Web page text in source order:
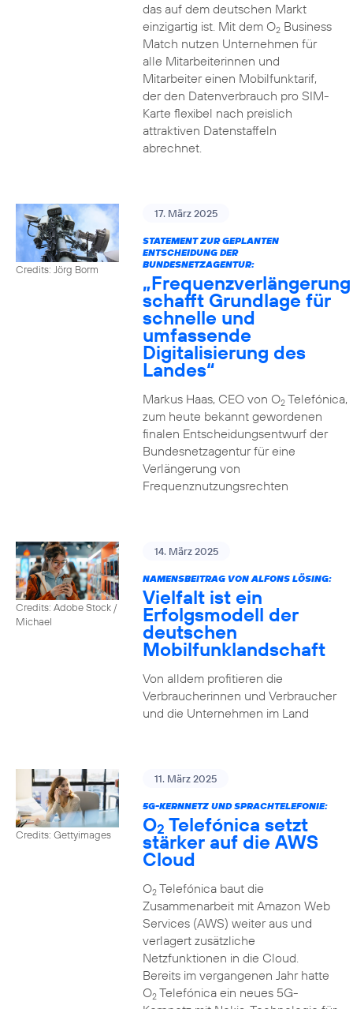
das auf dem deutschen Markt
einzigartig ist. Mit dem O2Business
Match nutzen Unternehmen für
alle Mitarbeiterinnen und
Mitarbeiter einen Mobilfunktarif,
der den Datenverbrauch pro SIM-
Karte flexibel nach preislich
attraktiven Datenstaffeln
abrechnet.
Credits: Jörg Borm
17. März 2025
STATEMENT ZUR GEPLANTEN
ENTSCHEIDUNG DER
BUNDESNETZAGENTUR:
„Frequenzverlängerung
schafft Grundlage für
schnelle und
umfassende
Digitalisierung des
Landes“
Markus Haas, CEO von O2Telefónica,
zum heute bekannt gewordenen
finalen Entscheidungsentwurf der
Bundesnetzagentur für eine
Verlängerung von
Frequenznutzungsrechten
Credits: Adobe Stock /
Michael
14. März 2025
NAMENSBEITRAG VON ALFONS LÖSING:
Vielfalt ist ein
Erfolgsmodell der
deutschen
Mobilfunklandschaft
Von alldem profitieren die
Verbraucherinnen und Verbraucher
und die Unternehmen im Land
Credits: Gettyimages
11. März 2025
5G-KERNNETZ UND SPRACHTELEFONIE:
O2 Telefónica setzt
stärker auf die AWS
Cloud
O2Telefónica baut die
Zusammenarbeit mit Amazon Web
Services (AWS) weiter aus und
verlagert zusätzliche
Netzfunktionen in die Cloud.
Bereits im vergangenen Jahr hatte
O2Telefónica ein neues 5G-